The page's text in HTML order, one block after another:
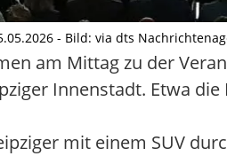
- Bild: via dts
am Mittag zu der
Innenstadt. Etwa
mit einem SUV